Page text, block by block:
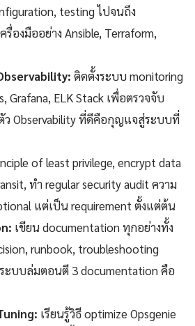
testing ไปจนถึง
รื่องมืออย่าง Ansible, Terraform,
ติดตั้งระบบ monitoring
Grafana, ELK Stack เพื่อตรวจจับ
Observability ที่ดีคือกุญแจสู่ระบบที่
of least privilege, encrypt data
ทำ regular security audit ความ
แต่เป็น requirement ตั้งแต่ต้น
เขียน documentation ทุกอย่างทั้ง
runbook, troubleshooting
ระบบล่มตอนตี 3 documentation คือ
เรียนรู้วิธี optimize Opsgenie